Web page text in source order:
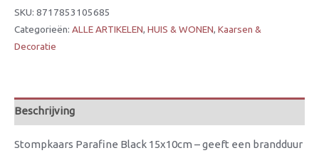
SKU: 8717853105685
Categorieën: ALLE ARTIKELEN, HUIS & WONEN, Kaarsen &
Decoratie
Beschrijving
Stompkaars Parafine Black 15x10cm – geeft een brandduur